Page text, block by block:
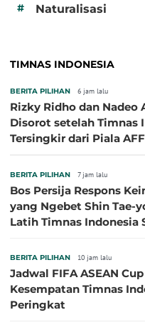
# Naturalisasi
TIMNAS INDONESIA
BERITA PILIHAN 6 jam lalu
Rizky Ridho dan Nadeo
Disorot setelah Timnas
Tersingkir dari Piala
BERITA PILIHAN 7 jam lalu
Bos Persija Respons
yang Ngebet Shin Tae-
Latih Timnas Indonesia
BERITA PILIHAN 10 jam lalu
Jadwal FIFA ASEAN
Kesempatan Timnas
Peringkat